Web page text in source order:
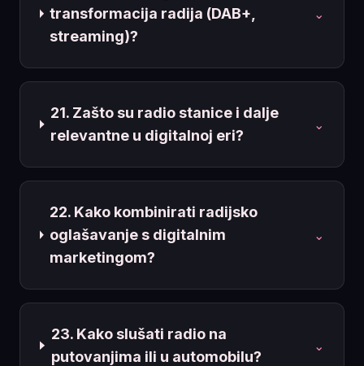
transformacija radija (DAB+,
streaming)?
⌄
21. Zašto su radio stanice i dalje
relevantne u digitalnoj eri?
⌄
22. Kako kombinirati radijsko
oglašavanje s digitalnim
marketingom?
⌄
23. Kako slušati radio na
putovanjima ili u automobilu?
⌄